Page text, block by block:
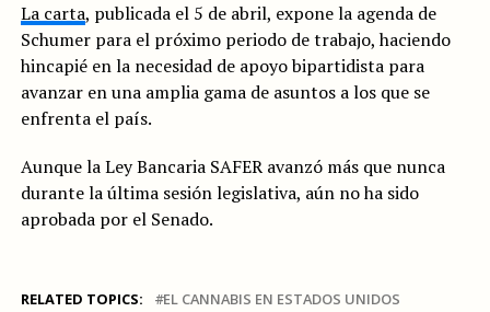
La carta, publicada el 5 de abril, expone la agenda de
Schumer para el próximo periodo de trabajo, haciendo
hincapié en la necesidad de apoyo bipartidista para
avanzar en una amplia gama de asuntos a los que se
enfrenta el país.
Aunque la Ley Bancaria SAFER avanzó más que nunca
durante la última sesión legislativa, aún no ha sido
aprobada por el Senado.
RELATED TOPICS: EL CANNABIS EN ESTADOS UNIDOS